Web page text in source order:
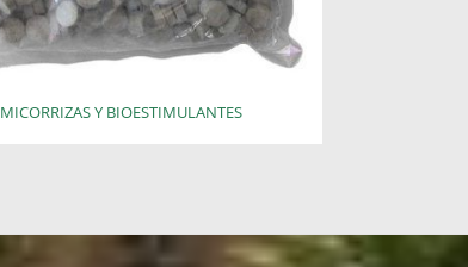
MICORRIZAS Y BIOESTIMULANTES